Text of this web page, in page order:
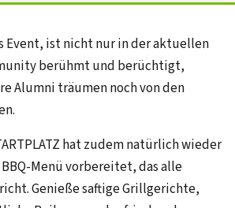
Event, ist nicht nur in der aktuellen
berühmt und berüchtigt,
Alumni träumen noch von den
hat zudem natürlich wieder
Menü vorbereitet, das alle
Genieße saftige Grillgerichte,